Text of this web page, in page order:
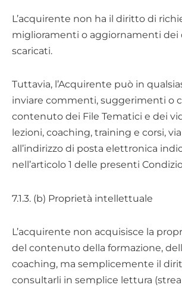
L’acquirente non ha il diritto di
miglioramenti o aggiornamenti
scaricati.
Tuttavia, l’Acquirente può in
inviare commenti, suggerimenti o
contenuto dei File Tematici e dei
lezioni, coaching, training e corsi,
all’indirizzo di posta elettronica
nell’articolo 1 delle presenti
7.1.3. (b) Proprietà intellettuale
L’acquirente non acquisisce la
del contenuto della formazione,
coaching, ma semplicemente il
consultarli in semplice lettura